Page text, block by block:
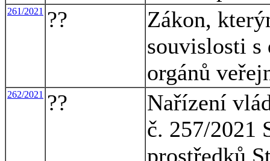
261/2021 ??
Zákon,
souvislosti s
orgánů
262/2021 ??
Nařízení
č. 257/2021
prostředků